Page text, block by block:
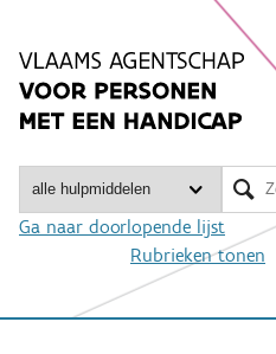
inhoud
Zoeken
Ga naar doorlopende lijst
Rubrieken tonen